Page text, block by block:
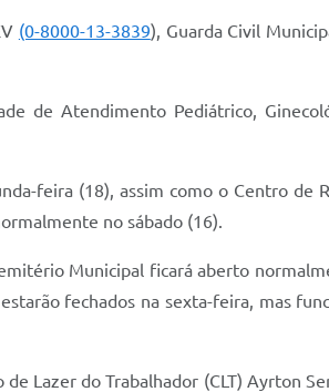
(0-8000-13-3839), Guarda Civil
de Atendimento Pediátrico,
feira (18), assim como o Centro de
no sábado (16).
Municipal ficará aberto
fechados na sexta-feira, mas
Lazer do Trabalhador (CLT) Ayrton